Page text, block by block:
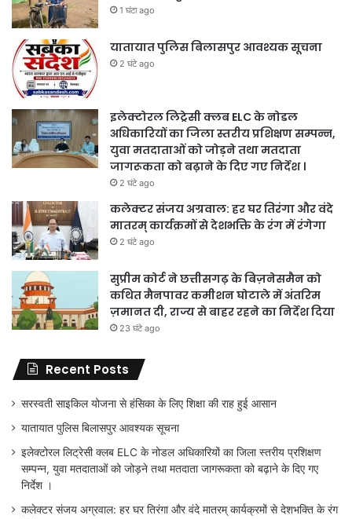
1 घंटा ago
यातायात पुलिस बिलासपुर आवश्यक सूचना
2 घंटे ago
इलेक्टोरल लिट्रेसी क्लब ELC के नोडल
अधिकारियों का जिला स्तरीय प्रशिक्षण सम्पन्न,
युवा मतदाताओं को जोड़ने तथा मतदाता
जागरूकता को बढ़ाने के दिए गए निर्देश ।
2 घंटे ago
कलेक्टर संजय अग्रवाल: हर घर तिरंगा और वंदे
मातरम् कार्यक्रमों से देशभक्ति के रंग में रंगेगा
2 घंटे ago
सुप्रीम कोर्ट ने छत्तीसगढ़ के बिज़नेसमैन को
कथित मैनपावर कमीशन घोटाले में अंतरिम
ज़मानत दी, राज्य से बाहर रहने का निर्देश दिया
23 घंटे ago
Recent Posts
सरस्वती साइकिल योजना से हंसिका के लिए शिक्षा की राह हुई आसान
यातायात पुलिस बिलासपुर आवश्यक सूचना
इलेक्टोरल लिट्रेसी क्लब ELC के नोडल अधिकारियों का जिला स्तरीय प्रशिक्षण
सम्पन्न, युवा मतदाताओं को जोड़ने तथा मतदाता जागरूकता को बढ़ाने के दिए गए
निर्देश ।
कलेक्टर संजय अग्रवाल: हर घर तिरंगा और वंदे मातरम् कार्यक्रमों से देशभक्ति के रंग